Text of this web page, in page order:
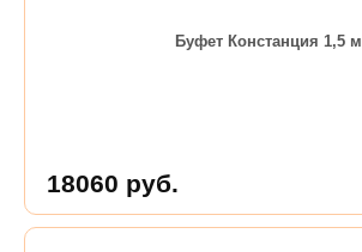
Буфет Констанция 1,5 м
18060 руб.